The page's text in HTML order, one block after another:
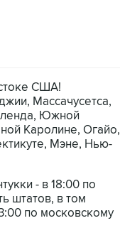
США!
Массачусетса,
Южной
Каролине, Огайо,
Мэне, Нью-
- в 18:00 по
штатов, в том
по московскому